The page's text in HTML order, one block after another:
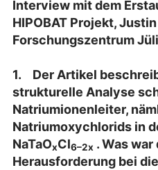
Interview mit dem
HIPOBAT Projekt,
Forschungszentrum
1. Der Artikel
strukturelle Analyse
Natriumionenleiter,
Natriumoxychlorids in
NaTaOxCl6–2x . Was
Herausforderung bei